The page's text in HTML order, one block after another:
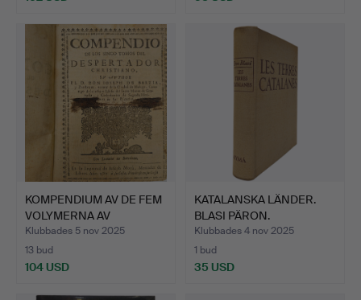
KOMPENDIUM AV DE FEM
VOLYMERNA AV
CHRISTIA…
Klubbades 5 nov 2025
13 bud
104 USD
KATALANSKA LÄNDER.
BLASI PÄRON.
Klubbades 4 nov 2025
1 bud
35 USD